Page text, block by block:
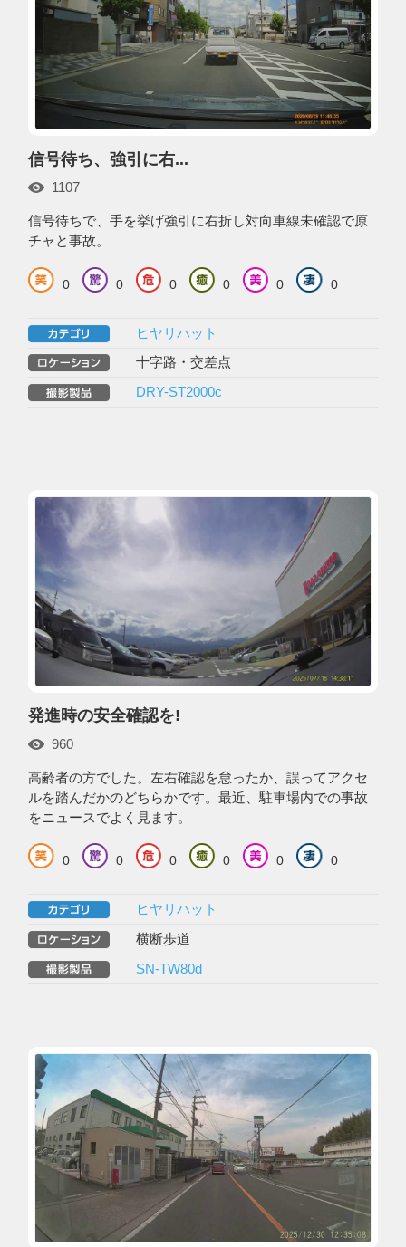
信号待ち、強引に右...
1107
信号待ちで、手を挙げ強引に右折し対向車線未確認で原
チャと事故。
0 0 0 0 0 0
ヒヤリハット
十字路・交差点
DRY-ST2000c
発進時の安全確認を!
960
高齢者の方でした。左右確認を怠ったか、誤ってアクセ
ルを踏んだかのどちらかです。最近、駐車場内での事故
をニュースでよく見ます。
0 0 0 0 0 0
ヒヤリハット
横断歩道
SN-TW80d